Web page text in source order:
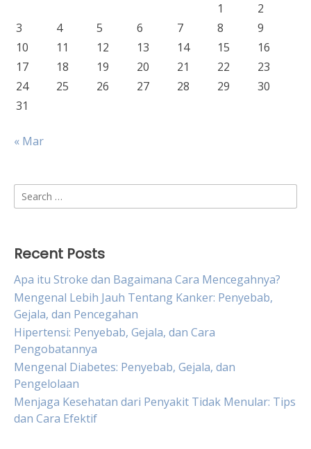
1
2
3
4 5 6 7 8
9
10
11 12 13 14 15
16
17
18 19 20 21 22
23
24
25 26 27 28 29
30
31
« Mar
Search
for:
Recent Posts
Apa itu Stroke dan Bagaimana Cara Mencegahnya?
Mengenal Lebih Jauh Tentang Kanker: Penyebab,
Gejala, dan Pencegahan
Hipertensi: Penyebab, Gejala, dan Cara
Pengobatannya
Mengenal Diabetes: Penyebab, Gejala, dan
Pengelolaan
Menjaga Kesehatan dari Penyakit Tidak Menular: Tips
dan Cara Efektif